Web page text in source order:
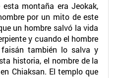
montaña era Jeokak,
por un mito de este
un hombre salvó la vida
y cuando el hombre
también lo salva y
historia, el nombre de la
Chiaksan. El templo que